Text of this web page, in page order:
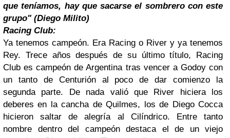
que teníamos, hay que sacarse el sombrero con este
grupo" (Diego Milito)
Racing Club:
Ya tenemos campeón. Era Racing o River y ya tenemos
Rey. Trece años después de su último título, Racing
Club es campeón de Argentina tras vencer a Godoy con
un tanto de Centurión al poco de dar comienzo la
segunda parte. De nada valió que River hiciera los
deberes en la cancha de Quilmes, los de Diego Cocca
hicieron saltar de alegría al Cilíndrico. Entre tanto
nombre dentro del campeón destaca el de un viejo